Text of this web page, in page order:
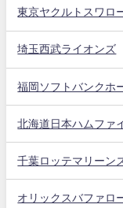
東京ヤクルトスワロ
埼玉西武ライオンズ
福岡ソフトバンクホ
北海道日本ハムファ
千葉ロッテマリーン
オリックスバファロ